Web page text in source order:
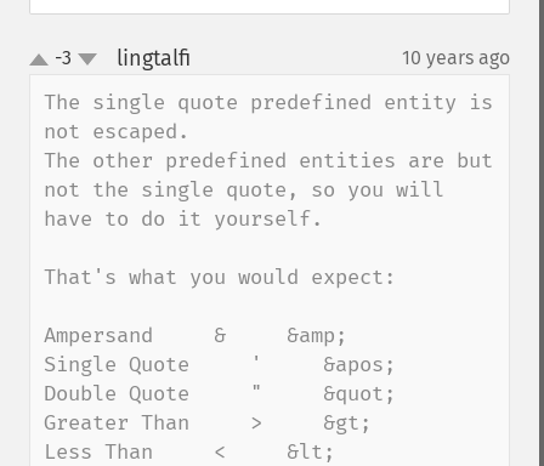
up-3 lingtalfi 10 years ago
The single quote predefined entity is
not escaped.
The other predefined entities are but
not the single quote, so you will
have to do it yourself.
That's what you would expect:
Ampersand     &     &amp;
Single Quote     '     &apos;
Double Quote     "     &quot;
Greater Than     >     &gt;
Less Than     <     &lt;